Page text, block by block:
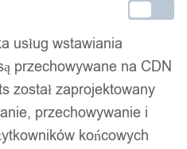
usług wstawiania
przechowywane na CDN
został zaprojektowany
przechowywanie i
końcowych